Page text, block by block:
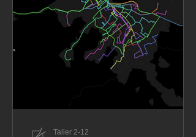
Taller 2-12